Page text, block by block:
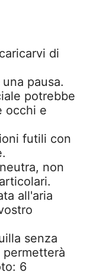
di
pausa.
potrebbe
occhi e
futili con
non
all'aria
senza
6